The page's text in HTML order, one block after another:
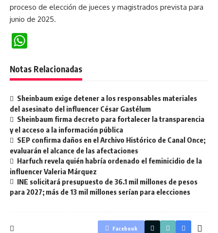
proceso de elección de jueces y magistrados prevista para
junio de 2025.
Notas Relacionadas
Sheinbaum exige detener a los responsables materiales
del asesinato del influencer César Gastélum
Sheinbaum firma decreto para fortalecer la transparencia
y el acceso a la información pública
SEP confirma daños en el Archivo Histórico de Canal Once;
evaluarán el alcance de las afectaciones
Harfuch revela quién habría ordenado el feminicidio de la
influencer Valeria Márquez
INE solicitará presupuesto de 36.1 mil millones de pesos
para 2027; más de 13 mil millones serían para elecciones
Facebook